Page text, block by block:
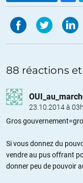
88 réactions
23.10.2014 à
Gros
Si vous donnez du
vendre au pus offrant
donner peu de pouvoir